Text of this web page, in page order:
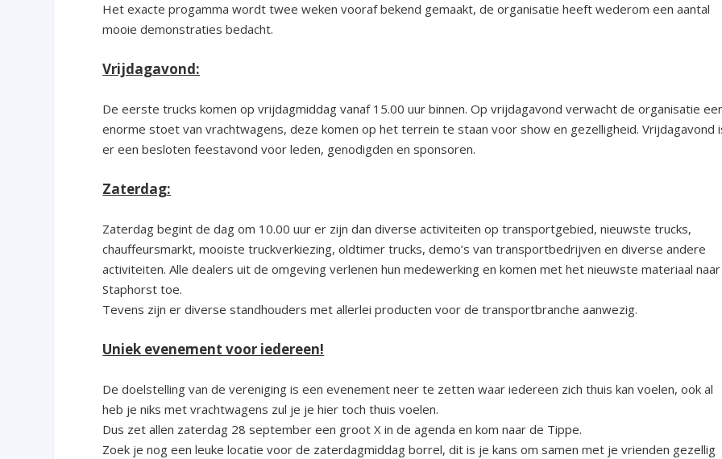
Het exacte progamma wordt twee weken vooraf bekend gemaakt, de organisatie heeft wederom een aantal
mooie demonstraties bedacht.
Vrijdagavond:
De eerste trucks komen op vrijdagmiddag vanaf 15.00 uur binnen. Op vrijdagavond verwacht de organisatie
enorme stoet van vrachtwagens, deze komen op het terrein te staan voor show en gezelligheid. Vrijdagavond
er een besloten feestavond voor leden, genodigden en sponsoren.
Zaterdag:
Zaterdag begint de dag om 10.00 uur er zijn dan diverse activiteiten op transportgebied, nieuwste trucks,
chauffeursmarkt, mooiste truckverkiezing, oldtimer trucks, demo’s van transportbedrijven en diverse andere
activiteiten. Alle dealers uit de omgeving verlenen hun medewerking en komen met het nieuwste materiaal naar
Staphorst toe.
Tevens zijn er diverse standhouders met allerlei producten voor de transportbranche aanwezig.
Uniek evenement voor iedereen!
De doelstelling van de vereniging is een evenement neer te zetten waar iedereen zich thuis kan voelen, ook al
heb je niks met vrachtwagens zul je je hier toch thuis voelen.
Dus zet allen zaterdag 28 september een groot X in de agenda en kom naar de Tippe.
Zoek je nog een leuke locatie voor de zaterdagmiddag borrel, dit is je kans om samen met je vrienden gezellig